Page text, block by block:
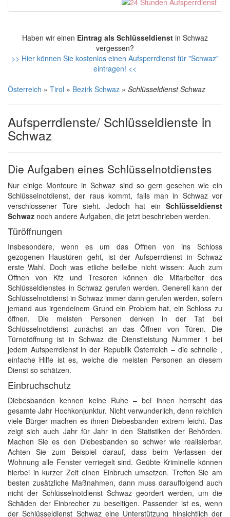
Haben wir einen Eintrag als Schlüsseldienst in Schwaz
vergessen?
>> Hier können Sie kostenlos einen Aufsperrdienst für "Schwaz"
eintragen! <<
Österreich » Tirol » Bezirk Schwaz » Schlüsseldienst Schwaz
Aufsperrdienste/ Schlüsseldienste in
Schwaz
Die Aufgaben eines Schlüsselnotdienstes
Nur einige Monteure in Schwaz sind so gern gesehen wie ein
Schlüsselnotdienst, der raus kommt, falls man in Schwaz vor
verschlossener Türe steht. Jedoch hat ein Schlüsseldienst
Schwaz noch andere Aufgaben, die jetzt beschrieben werden.
Türöffnungen
Insbesondere, wenn es um das Öffnen von ins Schloss
gezogenen Haustüren geht, ist der Aufsperrdienst in Schwaz
erste Wahl. Doch was etliche beileibe nicht wissen: Auch zum
Öffnen von Kfz und Tresoren können die Mitarbeiter des
Schlüsseldienstes in Schwaz gerufen werden. Generell kann der
Schlüsselnotdienst in Schwaz immer dann gerufen werden, sofern
jemand aus irgendeinem Grund ein Problem hat, ein Schloss zu
öffnen. Die meisten Personen denken in der Tat bei
Schlüsselnotdienst zunächst an das Öffnen von Türen. Die
Türnotöffnung ist in Schwaz die Dienstleistung Nummer 1 bei
jedem Aufsperrdienst in der Republik Österreich – die schnelle ,
einfache Hilfe ist es, welche die meisten Personen an diesem
Dienst so schätzen.
Einbruchschutz
Diebesbanden kennen keine Ruhe – bei ihnen herrscht das
gesamte Jahr Hochkonjunktur. Nicht verwunderlich, denn reichlich
viele Bürger machen es ihnen Diebesbanden extrem leicht. Das
zeigt sich auch Jahr für Jahr in den Statistiken der Behörden.
Machen Sie es den Diebesbanden so schwer wie realisierbar.
Achten Sie zum Beispiel darauf, dass beim Verlassen der
Wohnung alle Fenster verriegelt sind. Geübte Kriminelle können
hierbei in kurzer Zeit einen Einbruch umsetzen. Treffen Sie am
besten zusätzliche Maßnahmen, dann muss darauffolgend auch
nicht der Schlüsselnotdienst Schwaz geordert werden, um die
Schäden der Einbrecher zu beseitigen. Passender ist es, wenn
der Schlüsseldienst Schwaz eine Unterstützung hinsichtlich der